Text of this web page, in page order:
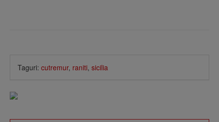
Taguri: cutremur, raniti, sicilia